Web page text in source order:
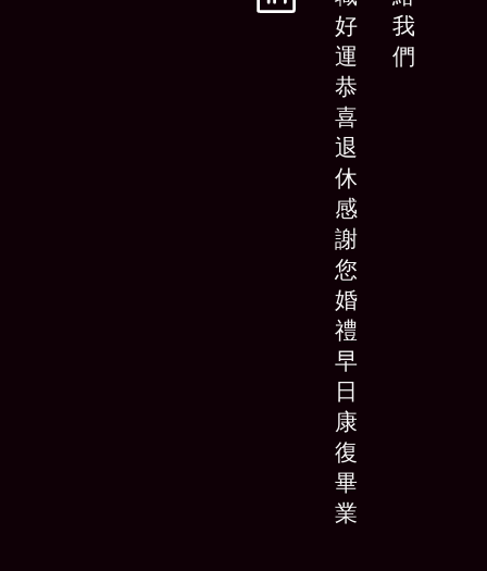
好
運
恭
喜
退
休
感
謝
您
婚
禮
早
日
康
復
畢
業
我
們